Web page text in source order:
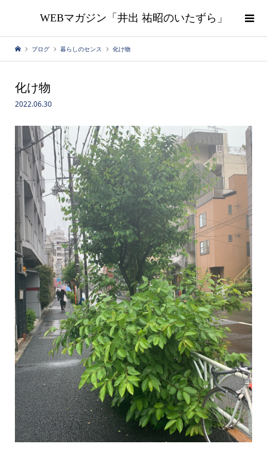
WEBマガジン「井出 祐昭のいたずら」
ブログ 暮らしのセンス 化け物
化け物
2022.06.30